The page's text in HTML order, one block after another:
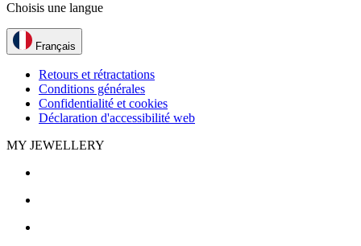
Choisis une langue
Français
Retours et rétractations
Conditions générales
Confidentialité et cookies
Déclaration d'accessibilité web
MY JEWELLERY